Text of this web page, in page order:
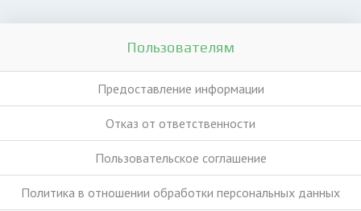
Пользователям
Предоставление информации
Отказ от ответственности
Пользовательское соглашение
Политика в отношении обработки персональных данных